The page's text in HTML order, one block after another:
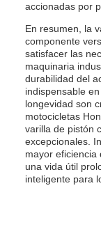
accionadas por
En resumen, la
componente
satisfacer las
maquinaria
durabilidad del
indispensable
longevidad son
motocicletas
varilla de pistón
excepcionales.
mayor eficiencia
una vida útil
inteligente para